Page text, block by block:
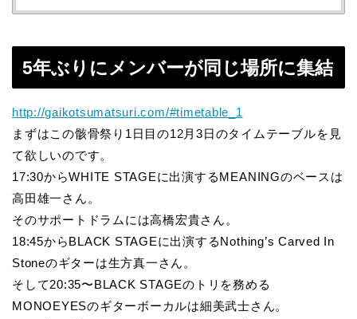
5年ぶりにメンバーが同じ場所に集結
http://gaikotsumatsuri.com/#timetable_1
まずはこの骸骨祭り1日目の12月3日のタイムテーブルを見
て欲しいのです。
17:30からWHITE STAGEに出演するMEANINGのベースは
高田雄一さん。
そのサポートドラムには高橋宏貴さん。
18:45からBLACK STAGEに出演するNothing’s Carved In
Stoneのギターは生方真一さん。
そして20:35〜BLACK STAGEのトリを務める
MONOEYESのギターボーカルは細美武士さん。